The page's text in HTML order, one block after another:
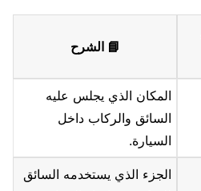
📘 الشرح
المكان الذي يجلس عليه
السائق والركاب داخل
السيارة.
الجزء الذي يستخدمه السائق